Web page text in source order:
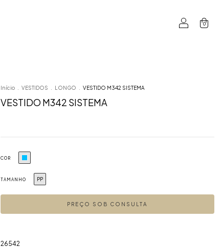
0
Início VESTIDOS LONGO VESTIDO M342 SISTEMA
VESTIDO M342 SISTEMA
COR
TAMANHO PP
26542